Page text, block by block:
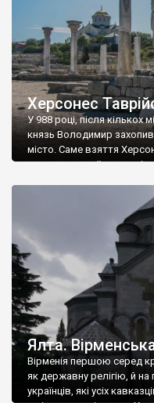
Херсонес
У 988 році, після кількох
князь Володимир захопив
місто. Саме взяття
диктувати свої умови
Херсонесі Володимир-
А потім було Хрещення
Ялта.
Вірменія першою серед
як державну релігію, й на
українців, які усіх